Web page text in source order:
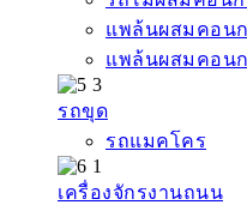
แพล้นผสมคอน
แพล้นผสมคอน
รถขุด
รถแมคโคร
เครื่องจักรงานถนน